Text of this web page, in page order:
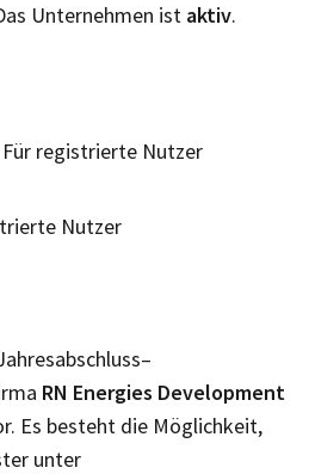
Unternehmen ist aktiv.
Für registrierte Nutzer
Nutzer
RN Energies Development
Es besteht die Möglichkeit,
unter